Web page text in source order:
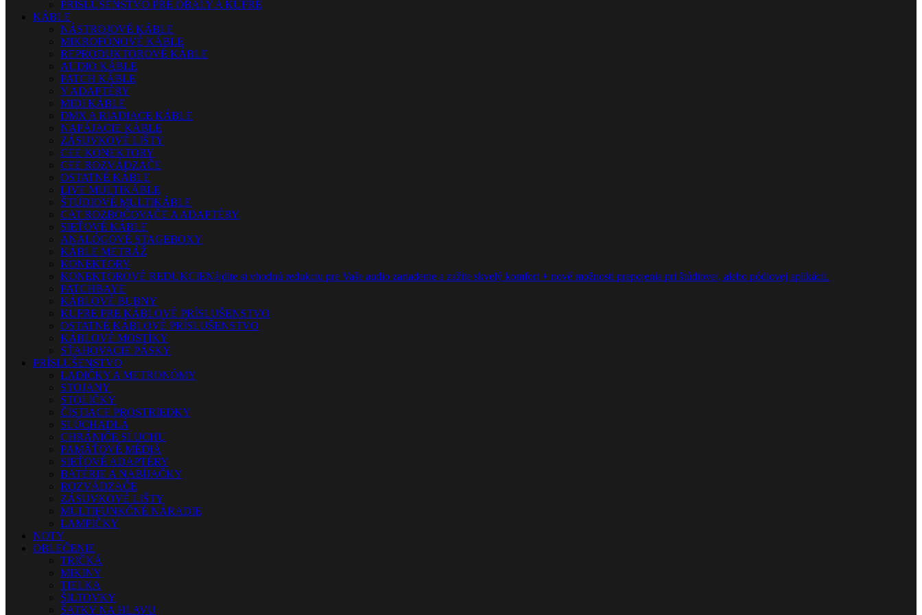
PRÍSLUŠENSTVO PRE OBALY A KUFRE
KÁBLE
NÁSTROJOVÉ KÁBLE
MIKROFÓNOVÉ KÁBLE
REPRODUKTOROVÉ KÁBLE
AUDIO KÁBLE
PATCH KÁBLE
Y ADAPTÉRY
MIDI KÁBLE
DMX A RIADIACE KÁBLE
NAPÁJACIE KÁBLE
ZÁSUVKOVÉ LIŠTY
CEE KONEKTORY
CEE ROZVÁDZAČE
OSTATNÉ KÁBLE
LIVE MULTIKÁBLE
ŠTÚDIOVÉ MULTIKÁBLE
CAT ROZBOČOVAČE A ADAPTÉRY
SIEŤOVÉ KÁBLE
ANALÓGOVÉ STAGEBOXY
KÁBLE METRÁŽ
KONEKTORY
KONEKTOROVÉ REDUKCIENájdite si vhodnú redukciu pre Vaše audio zariadenie a zažite skvelý komfort + nové možnosti prepojenia pri štúdiovej, alebo pódiovej aplikácii.
PATCHBAYE
KÁBLOVÉ BUBNY
KUFRE PRE KÁBLOVÉ PRÍSLUŠENSTVO
OSTATNÉ KÁBLOVÉ PRÍSLUŠENSTVO
KÁBLOVÉ MOSTÍKY
SŤAHOVACIE PÁSKY
PRÍSLUŠENSTVO
LADIČKY A METRONÓMY
STOJANY
STOLIČKY
ČISTIACE PROSTRIEDKY
SLÚCHADLÁ
CHRÁNIČE SLUCHU
PAMÄŤOVÉ MÉDIÁ
SIEŤOVÉ ADAPTÉRY
BATÉRIE A NABÍJAČKY
ROZVÁDZAČE
ZÁSUVKOVÉ LIŠTY
MULTIFUNKČNÉ NÁRADIE
LAMPIČKY
NOTY
OBLEČENIE
TRIČKÁ
MIKINY
TIELKA
ŠILTOVKY
ŠATKY NA HLAVU